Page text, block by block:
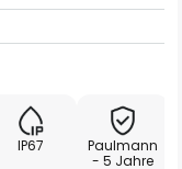
IP67
Paulmann
- 5 Jahre